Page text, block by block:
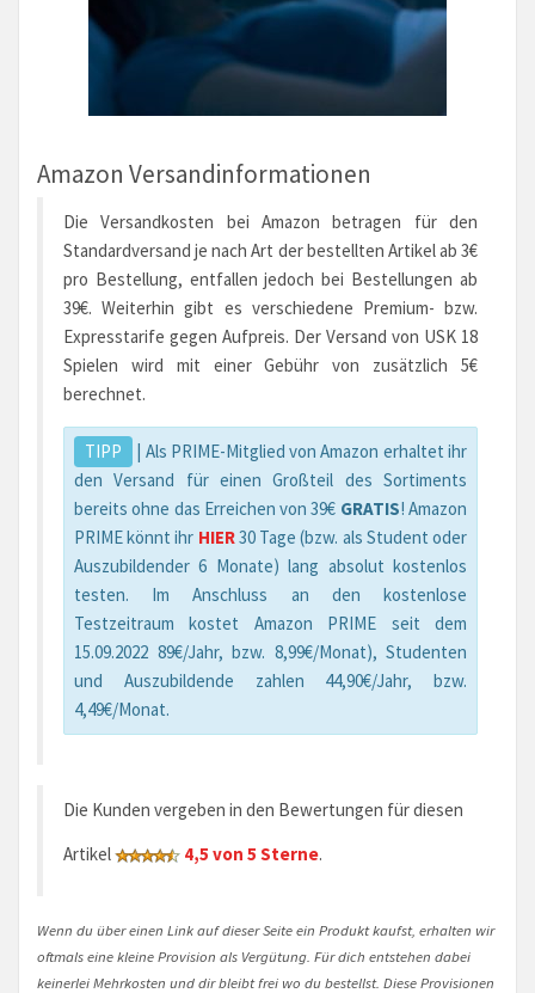
Amazon Versandinformationen
Die Versandkosten bei Amazon betragen für den
Standardversand je nach Art der bestellten Artikel ab 3€
pro Bestellung, entfallen jedoch bei Bestellungen ab
39€. Weiterhin gibt es verschiedene Premium- bzw.
Expresstarife gegen Aufpreis. Der Versand von USK 18
Spielen wird mit einer Gebühr von zusätzlich 5€
berechnet.
TIPP
| Als PRIME-Mitglied von Amazon erhaltet ihr
den Versand für einen Großteil des Sortiments
bereits ohne das Erreichen von 39€ GRATIS! Amazon
PRIME könnt ihr HIER30 Tage (bzw. als Student oder
Auszubildender 6 Monate) lang absolut kostenlos
testen. Im Anschluss an den kostenlose
Testzeitraum kostet Amazon PRIME seit dem
15.09.2022 89€/Jahr, bzw. 8,99€/Monat), Studenten
und Auszubildende zahlen 44,90€/Jahr, bzw.
4,49€/Monat.
Die Kunden vergeben in den Bewertungen für diesen
Artikel
4,5 von 5 Sterne.
Wenn du über einen Link auf dieser Seite ein Produkt kaufst, erhalten wir
oftmals eine kleine Provision als Vergütung. Für dich entstehen dabei
keinerlei Mehrkosten und dir bleibt frei wo du bestellst. Diese Provisionen